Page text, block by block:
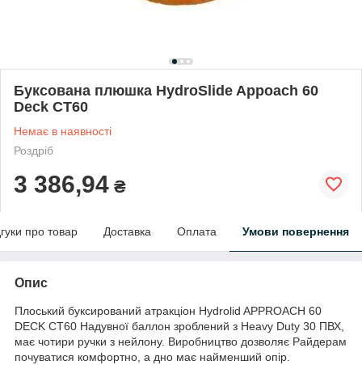
Буксована плюшка HydroSlide Appoach 60
Deck CT60
Немає в наявності
Роздріб
3 386,94 ₴
про товар Доставка Оплата Умови повернення
Опис
Плоський буксирований атракціон Hydrolid APPROACH 60
DECK CT60 Надувної баллон зроблений з Heavy Duty 30 ПВХ,
має чотири ручки з нейлону. Виробництво дозволяє Райдерам
почуватися комфортно, а дно має найменший опір.